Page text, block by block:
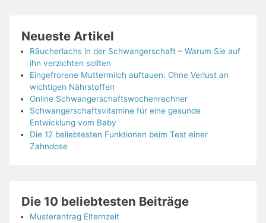
Neueste Artikel
Räucherlachs in der Schwangerschaft – Warum Sie auf
ihn verzichten sollten
Eingefrorene Muttermilch auftauen: Ohne Verlust an
wichtigen Nährstoffen
Online Schwangerschaftswochenrechner
Schwangerschaftsvitamine für eine gesunde
Entwicklung vom Baby
Die 12 beliebtesten Funktionen beim Test einer
Zahndose
Die 10 beliebtesten Beiträge
Musterantrag Elternzeit